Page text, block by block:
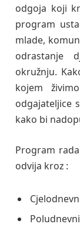
odgoja koji
program
mlade,
odrastanje
okružnju.
kojem
odgajateljice
kako bi
Program
odvija kroz :